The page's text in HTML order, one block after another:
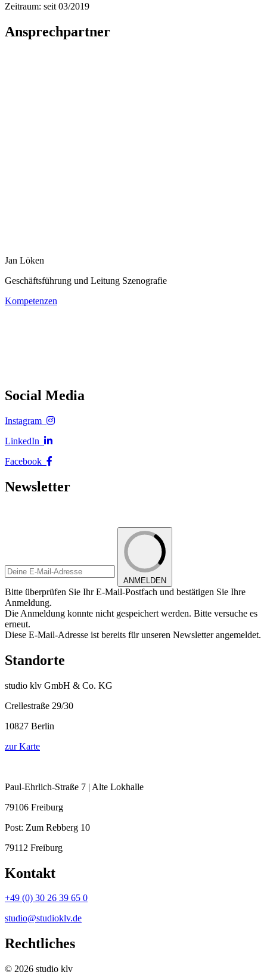
Zeitraum: seit 03/2019
Ansprechpartner
Jan Löken
Geschäftsführung und Leitung Szenografie
Kompetenzen
Social Media
Instagram
LinkedIn
Facebook
Newsletter
ANMELDEN
Bitte überprüfen Sie Ihr E-Mail-Postfach und bestätigen Sie Ihre
Anmeldung.
Die Anmeldung konnte nicht gespeichert werden. Bitte versuche es
erneut.
Diese E-Mail-Adresse ist bereits für unseren Newsletter angemeldet.
Standorte
studio klv GmbH & Co. KG
Crellestraße 29/30
10827 Berlin
zur Karte
Paul-Ehrlich-Straße 7 | Alte Lokhalle
79106 Freiburg
Post: Zum Rebberg 10
79112 Freiburg
Kontakt
+49 (0) 30 26 39 65 0
studio@studioklv.de
Rechtliches
© 2026 studio klv